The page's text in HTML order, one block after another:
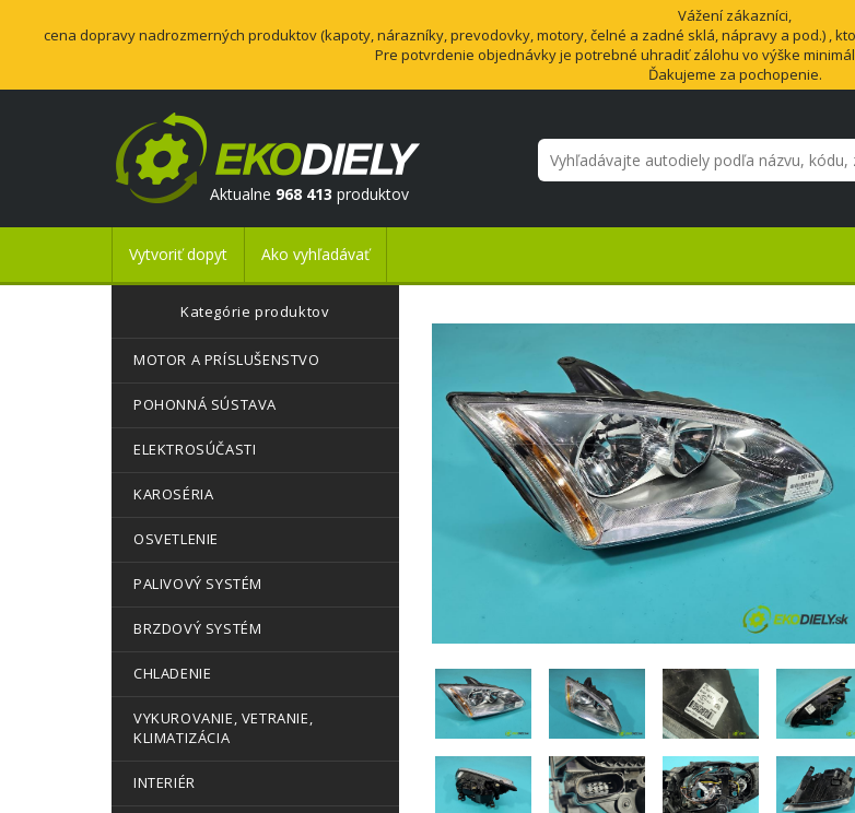
Vážení zákazníci,
cena dopravy nadrozmerných produktov (kapoty, nárazníky, prevodovky, motory, čelné a zadné sklá, nápravy a pod.) ,
Pre potvrdenie objednávky je potrebné uhradiť zálohu vo výške
Ďakujeme za pochopenie.
Aktualne 968 413 produktov
Vytvoriť dopyt Ako vyhľadávať
Kategórie produktov
MOTOR A PRÍSLUŠENSTVO
POHONNÁ SÚSTAVA
ELEKTROSÚČASTI
KAROSÉRIA
OSVETLENIE
PALIVOVÝ SYSTÉM
BRZDOVÝ SYSTÉM
CHLADENIE
VYKUROVANIE, VETRANIE,
KLIMATIZÁCIA
INTERIÉR